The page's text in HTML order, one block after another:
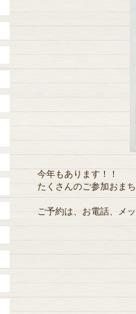
今年もあります！！
たくさんのご参加おま
ご予約は、お電話、メ